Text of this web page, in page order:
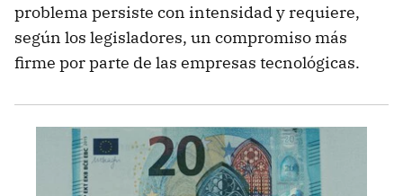
problema persiste con intensidad y requiere,
según los legisladores, un compromiso más
firme por parte de las empresas tecnológicas.